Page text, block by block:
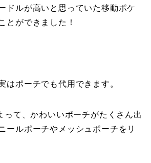
ドルが高いと思っていた移動ポケ
とができました！
はポーチでも代用できます。
って、かわいいポーチがたくさん出
ールポーチやメッシュポーチをリ